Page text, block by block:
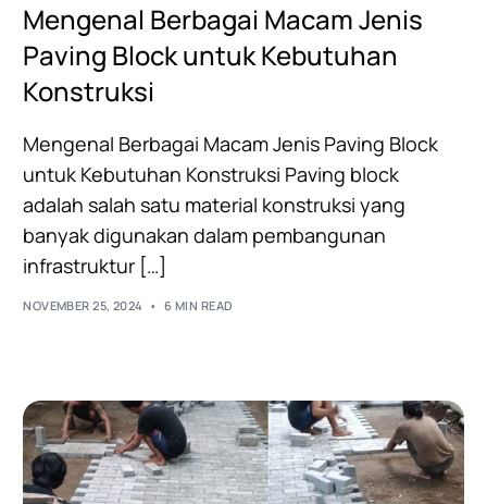
Mengenal Berbagai Macam Jenis
Paving Block untuk Kebutuhan
Konstruksi
Mengenal Berbagai Macam Jenis Paving Block
untuk Kebutuhan Konstruksi Paving block
adalah salah satu material konstruksi yang
banyak digunakan dalam pembangunan
infrastruktur […]
NOVEMBER 25, 2024 6 MIN READ